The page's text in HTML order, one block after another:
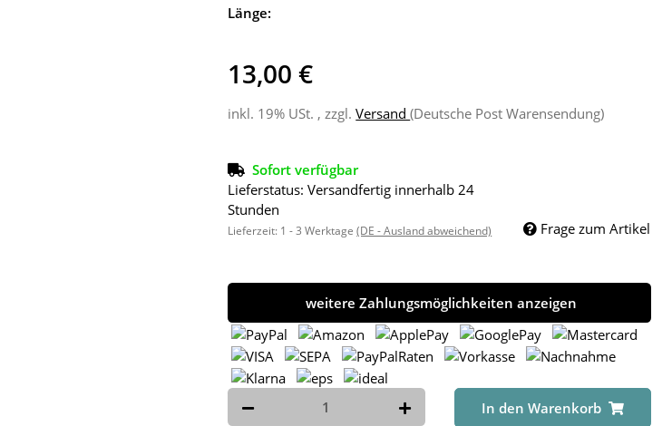
Länge:
13,00 €
inkl. 19% USt. , zzgl.Versand(Deutsche Post Warensendung)
Sofort verfügbar
Lieferstatus: Versandfertig innerhalb 24
Stunden
Lieferzeit: 1 - 3 Werktage(DE - Ausland abweichend) Frage zum Artikel
weitere Zahlungsmöglichkeiten anzeigen
In den Warenkorb